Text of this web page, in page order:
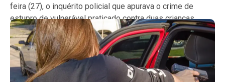
feira (27), o inquérito policial que apurava o crime de
estupro de vulnerável praticado contra duas crianças,...